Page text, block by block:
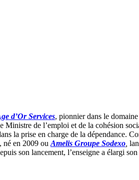
d’Or Services, pionnier dans le domaine
Ministre de l’emploi et de la cohésion
la prise en charge de la dépendance.
, né en 2009 ou Amelis Groupe Sodexo
son lancement, l’enseigne a élargi